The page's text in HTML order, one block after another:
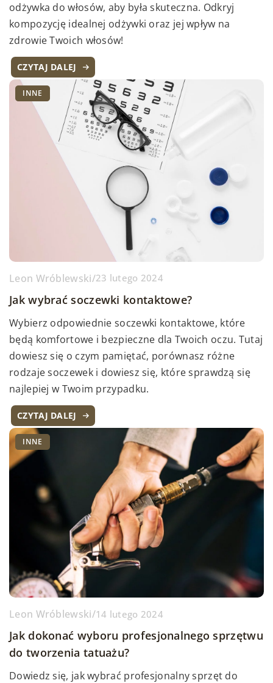
odżywka do włosów, aby była skuteczna. Odkryj
kompozycję idealnej odżywki oraz jej wpływ na
zdrowie Twoich włosów!
CZYTAJ DALEJ
INNE
Leon Wróblewski/23 lutego 2024
Jak wybrać soczewki kontaktowe?
Wybierz odpowiednie soczewki kontaktowe, które
będą komfortowe i bezpieczne dla Twoich oczu. Tutaj
dowiesz się o czym pamiętać, porównasz różne
rodzaje soczewek i dowiesz się, które sprawdzą się
najlepiej w Twoim przypadku.
CZYTAJ DALEJ
INNE
Leon Wróblewski/14 lutego 2024
Jak dokonać wyboru profesjonalnego sprzętwu
do tworzenia tatuażu?
Dowiedz się, jak wybrać profesjonalny sprzęt do